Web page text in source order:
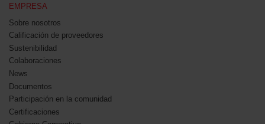
EMPRESA
Sobre nosotros
Calificación de proveedores
Sustenibilidad
Colaboraciones
News
Documentos
Participación en la comunidad
Certificaciones